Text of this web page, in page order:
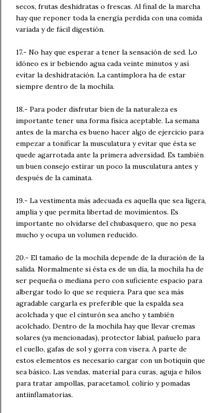
secos, frutas deshidratas o frescas. Al final de la marcha
hay que reponer toda la energía perdida con una comida
variada y de fácil digestión.
17.- No hay que esperar a tener la sensación de sed. Lo
idóneo es ir bebiendo agua cada veinte minutos y así
evitar la deshidratación. La cantimplora ha de estar
siempre dentro de la mochila.
18.- Para poder disfrutar bien de la naturaleza es
importante tener una forma física aceptable. La semana
antes de la marcha es bueno hacer algo de ejercicio para
empezar a tonificar la musculatura y evitar que ésta se
quede agarrotada ante la primera adversidad. Es también
un buen consejo estirar un poco la musculatura antes y
después de la caminata.
19.- La vestimenta más adecuada es aquella que sea ligera,
amplia y que permita libertad de movimientos. Es
importante no olvidarse del chubasquero, que no pesa
mucho y ocupa un volumen reducido.
20.- El tamaño de la mochila depende de la duración de la
salida. Normalmente si ésta es de un día, la mochila ha de
ser pequeña o mediana pero con suficiente espacio para
albergar todo lo que se requiera. Para que sea más
agradable cargarla es preferible que la espalda sea
acolchada y que el cinturón sea ancho y también
acolchado. Dentro de la mochila hay que llevar cremas
solares (ya mencionadas), protector labial, pañuelo para
el cuello, gafas de sol y gorra con visera. A parte de
estos elementos es necesario cargar con un botiquín que
sea básico. Las vendas, material para curas, aguja e hilos
para tratar ampollas, paracetamol, colirio y pomadas
antiinflamatorias.